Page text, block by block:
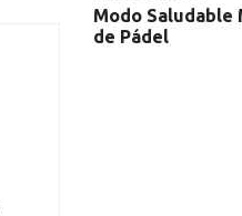
Modo Saludable
de Pádel